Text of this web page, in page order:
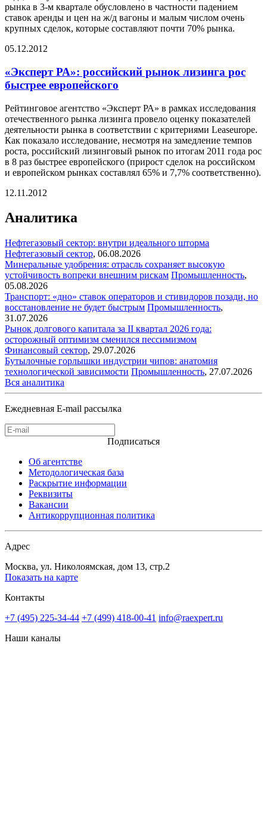
рынка в 3-м квартале обусловлено в частности падением
ставок аренды и цен на ж/д вагоны и малым числом очень
крупных сделок, которые составляют почти 70% рынка.
05.12.2012
«Эксперт РА»: российский рынок лизинга рос
быстрее европейского
Рейтинговое агентство «Эксперт РА» в рамках исследования
отечественного рынка лизинга провело оценку показателей
деятельности рынка в соответствии с критериями Leaseurope.
Как показало исследование, несмотря на замедление темпов
роста, российский лизинговый рынок по итогам 2011 года рос
в 8 раз быстрее европейского (прирост сделок на российском
и европейском рынках составлял 65% и 7,7% соответственно).
12.11.2012
Аналитика
Нефтегазовый сектор: внутри идеального шторма
Нефтегазовый сектор, 06.08.2026
Минеральные удобрения: отрасль сохраняет высокую
устойчивость вопреки внешним рискам Промышленность,
05.08.2026
Транспорт: «дно» ставок операторов и стивидоров позади, но
восстановление не будет быстрым Промышленность,
31.07.2026
Рынок долгового капитала за II квартал 2026 года:
осторожный оптимизм сменился пессимизмом
Финансовый сектор, 29.07.2026
Бутылочные горлышки индустрии чипов: анатомия
технологической зависимости Промышленность, 27.07.2026
Вся аналитика
Ежедневная E-mail рассылка
Подписаться
Об агентстве
Методологическая база
Раскрытие информации
Реквизиты
Вакансии
Антикоррупционная политика
Адрес
Москва, ул. Николоямская, дом 13, стр.2
Показать на карте
Контакты
+7 (495) 225-34-44 +7 (499) 418-00-41 info@raexpert.ru
Наши каналы